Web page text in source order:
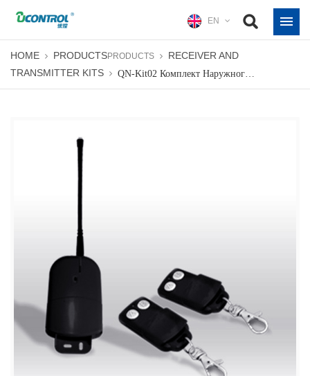
EN
HOME PRODUCTSPRODUCTS
RECEIVER AND
TRANSMITTER KITS